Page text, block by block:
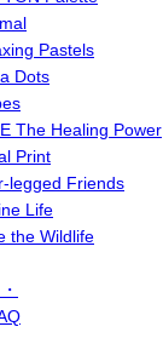
Pastels
Dots
The Healing Power
Print
legged Friends
Life
the Wildlife